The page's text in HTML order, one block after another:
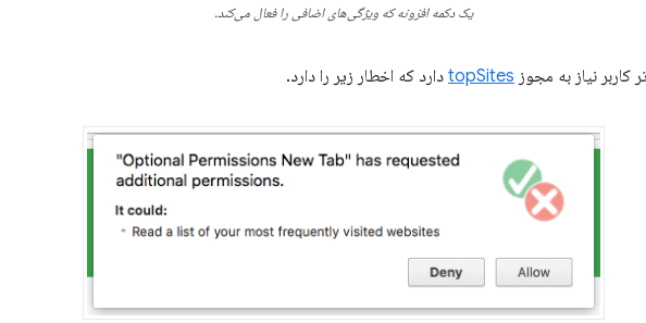
یک دکمه افزونه که ویژگی‌های اضافی را فعال می‌کند.
نیاز به مجوز topSites دارد که اخطار زیر را دارد.